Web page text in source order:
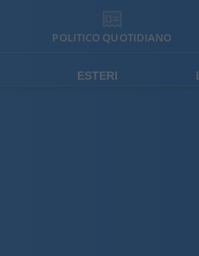
POLITICO QUOTIDIANO
ESTERI